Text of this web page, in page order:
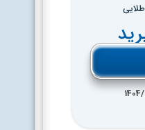
1404